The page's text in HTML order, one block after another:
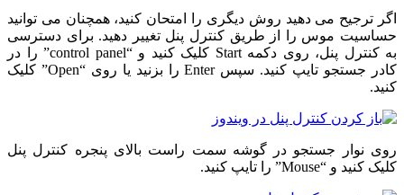
اگر ترجیح می دهید روش دیگری را امتحان کنید، همچنان می توانید
حساسیت موس را از طریق کنترل پنل تغییر دهید. برای دسترسی
به کنترل پنل، روی دکمه Start کلیک کنید و “control panel” را در
کادر جستجو تایپ کنید. سپس Enter را بزنید یا روی “Open” کلیک
کنید.
روی نوار جستجو در گوشه سمت راست بالای پنجره کنترل پنل
کلیک کنید و “Mouse” را تایپ کنید.